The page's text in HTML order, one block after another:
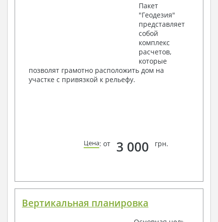
Пакет
"Геодезия"
представляет
собой
комплекс
расчетов,
которые
позволят грамотно расположить дом на
участке с привязкой к рельефу.
Цена: от 3 000 грн.
Вертикальная планировка